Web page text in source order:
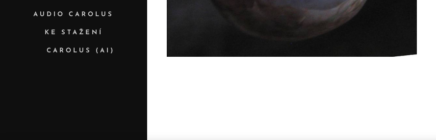
AUDIO CAROLUS
KE STAŽENÍ
✨ CAROLUS (AI)